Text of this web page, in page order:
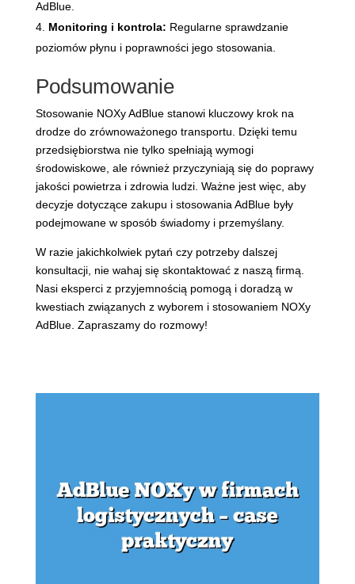
AdBlue.
Monitoring i kontrola: Regularne sprawdzanie
poziomów płynu i poprawności jego stosowania.
Podsumowanie
Stosowanie NOXy AdBlue stanowi kluczowy krok na
drodze do zrównoważonego transportu. Dzięki temu
przedsiębiorstwa nie tylko spełniają wymogi
środowiskowe, ale również przyczyniają się do poprawy
jakości powietrza i zdrowia ludzi. Ważne jest więc, aby
decyzje dotyczące zakupu i stosowania AdBlue były
podejmowane w sposób świadomy i przemyślany.
W razie jakichkolwiek pytań czy potrzeby dalszej
konsultacji, nie wahaj się skontaktować z naszą firmą.
Nasi eksperci z przyjemnością pomogą i doradzą w
kwestiach związanych z wyborem i stosowaniem NOXy
AdBlue. Zapraszamy do rozmowy!